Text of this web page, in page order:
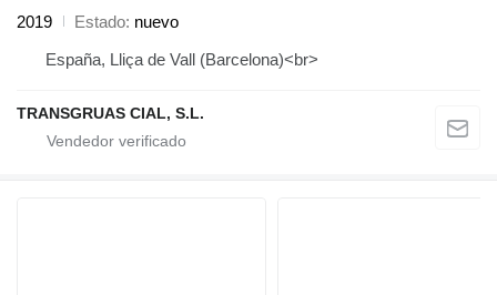
2019
Estado nuevo
España, Lliça de Vall (Barcelona)<br>
TRANSGRUAS CIAL, S.L.